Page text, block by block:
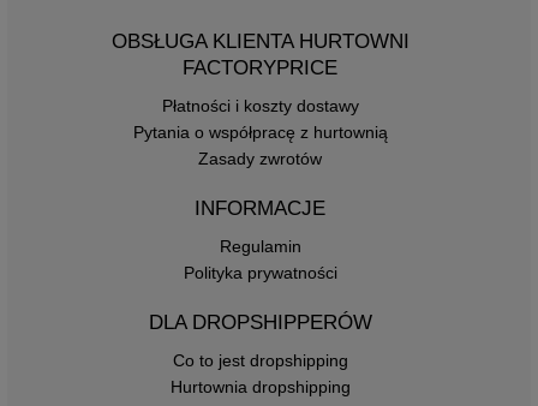
OBSŁUGA KLIENTA HURTOWNI
FACTORYPRICE
Płatności i koszty dostawy
Pytania o współpracę z hurtownią
Zasady zwrotów
INFORMACJE
Regulamin
Polityka prywatności
DLA DROPSHIPPERÓW
Co to jest dropshipping
Hurtownia dropshipping